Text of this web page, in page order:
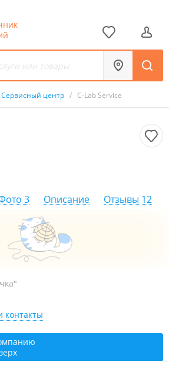
Сервисный центр / C-Lab Service
3 Описание Отзывы 12
ул. Русская, 2К
контакты